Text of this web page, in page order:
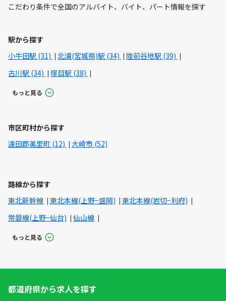
こだわり条件で全国のアルバイト、バイト、パート情報を探す
駅から探す
小牛田駅 (31)
北浦(宮城県)駅 (34)
陸前谷地駅 (39)
古川駅 (34)
塚目駅 (38)
もっと見る
市区町村から探す
遠田郡美里町 (12)
大崎市 (52)
路線から探す
東北新幹線
東北本線(上野−盛岡)
東北本線(岩切−利府)
常磐線(上野−仙台)
仙山線
もっと見る
都道府県から求人を探す